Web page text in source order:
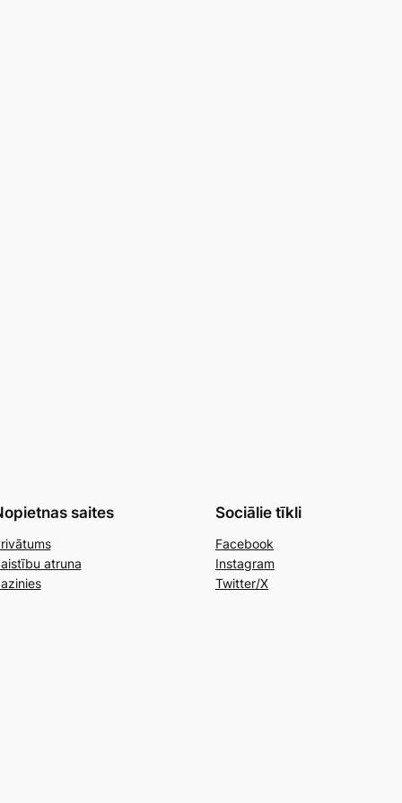
saites
atruna
Sociālie tīkli
Facebook
Instagram
Twitter/X